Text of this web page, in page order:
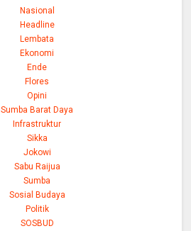
Nasional
Headline
Lembata
Ekonomi
Ende
Flores
Opini
Sumba Barat Daya
Infrastruktur
Sikka
Jokowi
Sabu Raijua
Sumba
Sosial Budaya
Politik
SOSBUD